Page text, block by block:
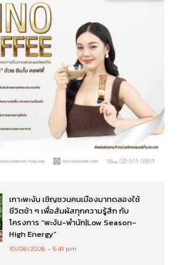
เกาะพะงัน เชิญชวนคนเมืองมาทดลองใช้
ชีวิตช้า ๆ เพื่อสัมผัสทุกความรู้สึก กับ
โครงการ “พะงัน-พำนัก|Low Season-
High Energy”
10/08/2026 5:41 pm